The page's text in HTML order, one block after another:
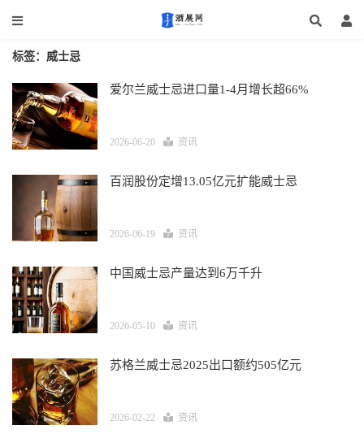
标签：威士忌
爱尔兰威士忌进口量1-4月增长超66%
2026-06-20 资讯
百润股份定增13.05亿元扩能威士忌
2026-06-19 资讯
中国威士忌产量达到6万千升
2026-05-10 资讯
苏格兰威士忌2025出口额约505亿元
2026-02-22 资讯